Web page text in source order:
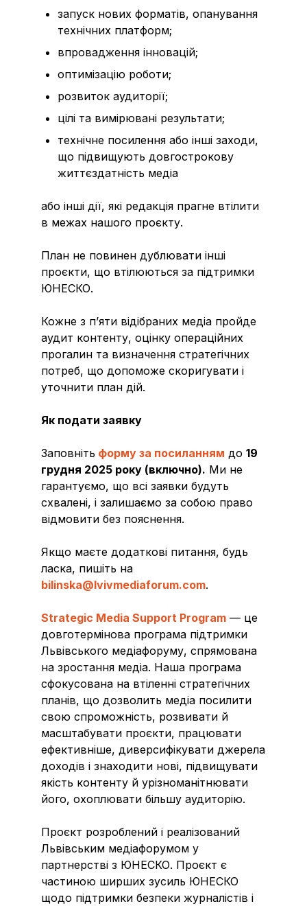
запуск нових форматів, опанування
технічних платформ;
впровадження інновацій;
оптимізацію роботи;
розвиток аудиторії;
цілі та вимірювані результати;
технічне посилення або інші заходи,
що підвищують довгострокову
життєздатність медіа
або інші дії, які редакція прагне втілити
в межах нашого проєкту.
План не повинен дублювати інші
проєкти, що втілюються за підтримки
ЮНЕСКО.
Кожне з п’яти відібраних медіа пройде
аудит контенту, оцінку операційних
прогалин та визначення стратегічних
потреб, що допоможе скоригувати і
уточнити план дій.
Як подати заявку
Заповніть форму за посиланням до 19
грудня 2025 року (включно). Ми не
гарантуємо, що всі заявки будуть
схвалені, і залишаємо за собою право
відмовити без пояснення.
Якщо маєте додаткові питання, будь
ласка, пишіть на
bilinska@lvivmediaforum.com.
Strategic Media Support Program — це
довготермінова програма підтримки
Львівського медіафоруму, спрямована
на зростання медіа. Наша програма
сфокусована на втіленні стратегічних
планів, що дозволить медіа посилити
свою спроможність, розвивати й
масштабувати проєкти, працювати
ефективніше, диверсифікувати джерела
доходів і знаходити нові, підвищувати
якість контенту й урізноманітнювати
його, охоплювати більшу аудиторію.
Проєкт розроблений і реалізований
Львівським медіафорумом у
партнерстві з ЮНЕСКО. Проєкт є
частиною ширших зусиль ЮНЕСКО
щодо підтримки безпеки журналістів і